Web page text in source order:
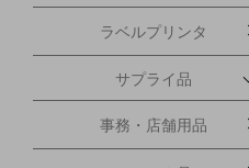
ラベルプリンタ
サプライ品
事務・店舗用品